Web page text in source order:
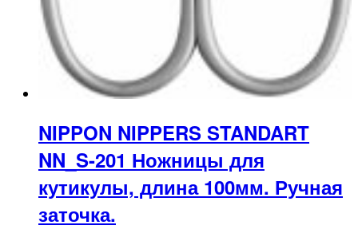
NIPPON NIPPERS STANDART
NN_S-201 Ножницы для
кутикулы, длина 100мм. Ручная
заточка.